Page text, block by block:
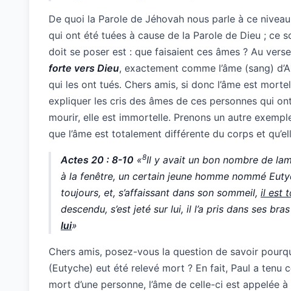
De quoi la Parole de Jéhovah nous parle à ce
qui ont été tuées à cause de la Parole de Dieu ; ce
doit se poser est : que faisaient ces âmes ? Au
forte vers Dieu, exactement comme l’âme (sang)
qui les ont tués. Chers amis, si donc l’âme est
expliquer les cris des âmes de ces personnes qui
mourir, elle est immortelle. Prenons un autre
que l’âme est totalement différente du corps et
Actes 20 : 8-10 «8Il y avait un bon nombre de
à la fenêtre, un certain jeune homme nommé
toujours, et, s’affaissant dans son sommeil, il est
descendu, s’est jeté sur lui, il l’a pris dans ses
lui»
Chers amis, posez-vous la question de savoir
(Eutyche) eut été relevé mort ? En fait, Paul a tenu
mort d’une personne, l’âme de celle-ci est